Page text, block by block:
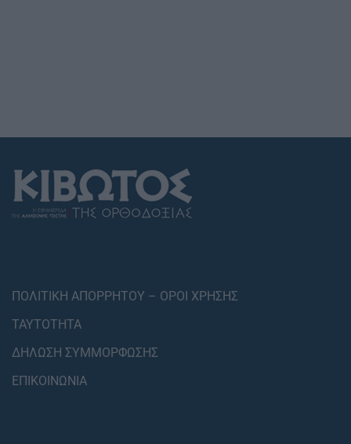
ΠΟΛΙΤΙΚΗ ΑΠΟΡΡΗΤΟΥ – ΟΡΟΙ ΧΡΗΣΗΣ
ΤΑΥΤΟΤΗΤΑ
ΔΗΛΩΣΗ ΣΥΜΜΟΡΦΩΣΗΣ
ΕΠΙΚΟΙΝΩΝΙΑ